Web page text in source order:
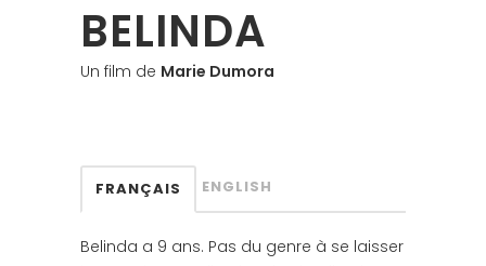
BELINDA
Un film de Marie Dumora
FRANÇAIS ENGLISH
Belinda a 9 ans. Pas du genre à se laisser